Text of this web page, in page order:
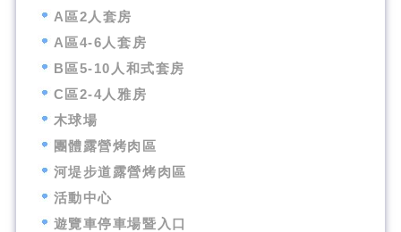
A區2人套房
A區4-6人套房
B區5-10人和式套房
C區2-4人雅房
木球場
團體露營烤肉區
河堤步道露營烤肉區
活動中心
遊覽車停車場暨入口